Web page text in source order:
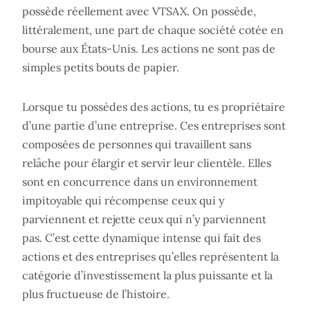
possède réellement avec VTSAX. On possède,
littéralement, une part de chaque société cotée en
bourse aux États-Unis. Les actions ne sont pas de
simples petits bouts de papier.
Lorsque tu possèdes des actions, tu es propriétaire
d’une partie d’une entreprise. Ces entreprises sont
composées de personnes qui travaillent sans
relâche pour élargir et servir leur clientèle. Elles
sont en concurrence dans un environnement
impitoyable qui récompense ceux qui y
parviennent et rejette ceux qui n’y parviennent
pas. C’est cette dynamique intense qui fait des
actions et des entreprises qu’elles représentent la
catégorie d’investissement la plus puissante et la
plus fructueuse de l’histoire.